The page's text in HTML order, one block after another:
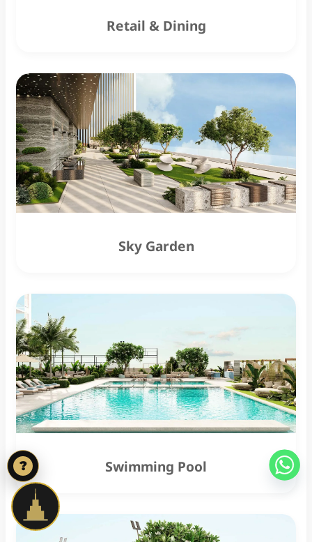
Retail & Dining
Sky Garden
Swimming Pool
?